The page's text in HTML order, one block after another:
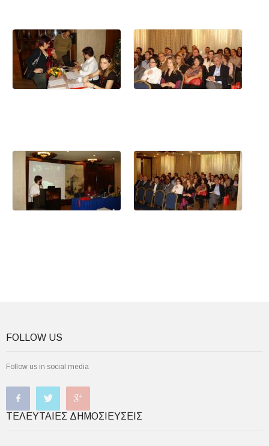
FOLLOW US
Follow us in social media
ΤΕΛΕΥΤΑΊΕΣ ΔΗΜΟΣΙΕΎΣΕΙΣ